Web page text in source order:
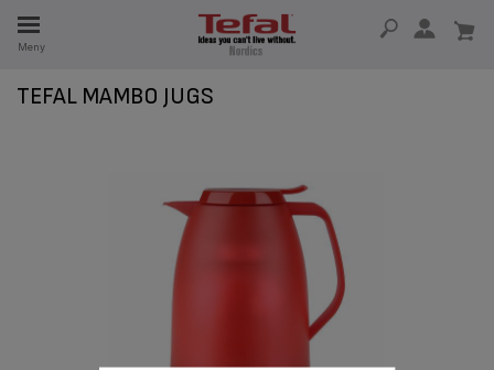
Meny
TEFAL MAMBO JUGS